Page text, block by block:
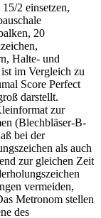
2 einsetzen,
20
Halte- und
im Vergleich zu
Score Perfect
darstellt.
zur
(Blechbläser-B-
bei der
als auch
zur gleichen Zeit
vermeiden,
Metronom stellen
des